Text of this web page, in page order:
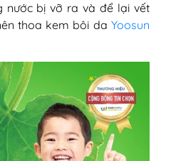
nước bị vỡ ra và để lại vết
thoa kem bôi da Yoosun